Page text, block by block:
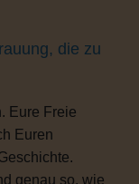
die zu
Eure Freie
Euren
genau so, wie